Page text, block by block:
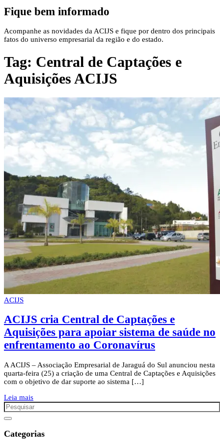
Fique bem informado
Acompanhe as novidades da ACIJS e fique por dentro dos principais
fatos do universo empresarial da região e do estado.
Tag: Central de Captações e
Aquisições ACIJS
ACIJS
ACIJS cria Central de Captações e
Aquisições para apoiar sistema de saúde no
enfrentamento ao Coronavírus
A ACIJS – Associação Empresarial de Jaraguá do Sul anunciou nesta
quarta-feira (25) a criação de uma Central de Captações e Aquisições
com o objetivo de dar suporte ao sistema […]
Leia mais
Categorias